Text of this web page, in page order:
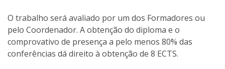
O trabalho será avaliado por um dos Formadores ou
pelo Coordenador. A obtenção do diploma e o
comprovativo de presença a pelo menos 80% das
conferências dá direito à obtenção de 8 ECTS.